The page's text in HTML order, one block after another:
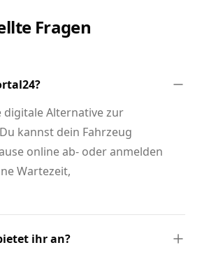
Fragen
digitale Alternative zur
kannst dein Fahrzeug
online ab- oder anmelden
Wartezeit,
ihr an?